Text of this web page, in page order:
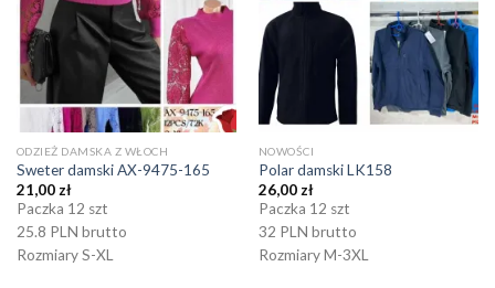
ODZIEŻ DAMSKA Z WŁOCH
Sweter damski AX-9475-165
21,00zł
Paczka 12 szt
25.8 PLN brutto
Rozmiary S-XL
NOWOŚCI
Polar damski LK158
26,00zł
Paczka 12 szt
32 PLN brutto
Rozmiary M-3XL